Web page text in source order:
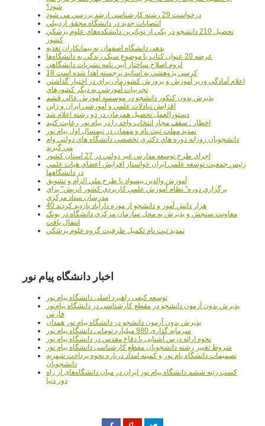
شود؟
درخواست 29 رشته کارشناسي ارشد بررسي مي شود
انتصابات جديد در دانشگاه محقق اردبيلي
تحصيل 210 دانشجو در يکي از نوپاترين دانشکده‌هاي علوم پزشکي
کشور
بدهي دانشگاه اصفهان به پيمانکاران تغذيه
عرضه 20 عنوان کتاب با موضوع سبک زندگي به دانشگاه‌ها
لزوم اصلاح ساختار آيين نامه نشريات دانشگاهي
18 کرسي پژوهشي به اساتيد برجسته اهدا شده است
اعلام آمادگي وزير آموزش و پرورش کشورمان براي در اختيار گذاشتن
تجربيات آموزشي به ديگر کشورهاي
پذيرش بدون کنکور دانشجو در موسسه آموزش عالي قشم
افزايش تبادلات علمي و آموزشي ايران و ژاپن
دستورالعمل تحصیل همزمان در دو رشته اعلام شد
اخطار : سقف مجاز انتخاب واحد را در پیام نور رعایت کنید
تمدید مهلت ثبت نام و مهمان در نیمسال اول پیام نور
دانشجويان روزانه دوره هاي دكتري تخصصي دانشگاه هاي دولتي وام
مي گيرند
اجراي طرح توسعه مدارس غير دولتي در 27 استان کشور
رئيس جمعيت توسعه علمي ايران خواستار افزايش اعضاي هيات علمي
در دانشگاهها
آموزش والدين بيسواد با طرح ملي الزام و تشويق
برگزاري دوره" نظام آموزش علمي كاربردي كشور اتريش" براي
مدرسان ستاد مرکزي
40 هزار دانش آموز و دانشجو از موزه دارآباد بازديد کردند
معاونت سنجش و پذيرش به محل سازمان مرکزي دانشگاه در پونک
انتقال يافت
تمديد ثبت نام تکميل ظرفيت گروه علوم پزشکي
اخبار دانشگاه پیام نور
توسعه کیفی راهبرد اصلی دانشگاه پیام نور
پذیرش بدون آزمون دانشجو در مقطع کارشناسی در دانشگاه پیام‌نور
فارس
پذیرش بدون آزمون دانشجو در دانشگاه پیام نور همدان
سرمایه گذاری 980 میلیارد تومانی دانشگاه پیام نور
نحوه ارائه درس آشنایی با دفاع مقدس در دانشگاه پیام نور
شروط تغییر رشته دانشجویان مقطع کارشناسی دانشگاه پیام نور
تصمیمات دانشگاه یام نور و کمیته امداد درباره نحوه پرداخت شهریه
دانشجویان
کسب رتبه ششم دانشگاه پیام نور ایران در میان دانشگاه‌های از راه
دور دنیا